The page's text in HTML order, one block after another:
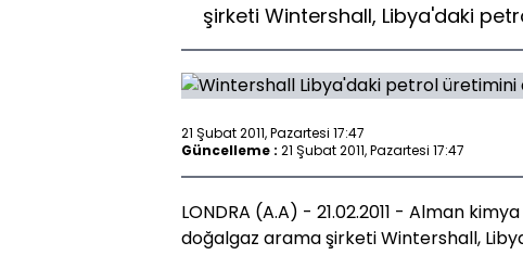
şirketi Wintershall, Libya'daki
21 Şubat 2011, Pazartesi 17:47
Güncelleme : 21 Şubat 2011, Pazartesi 17:47
LONDRA (A.A) - 21.02.2011 - Alman
doğalgaz arama şirketi Wintershall,